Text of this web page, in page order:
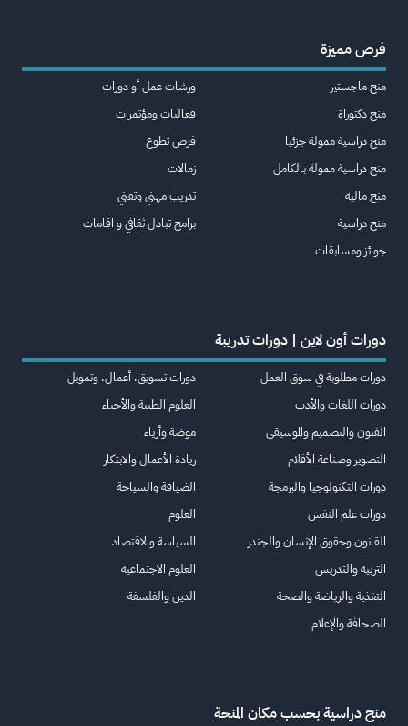
فرص مميزة
منح ماجستير
منح دكتوراة
منح دراسية ممولة جزئيا
منح دراسية ممولة بالكامل
منح مالية
منح دراسية
جوائز ومسابقات
ورشات عمل أو دورات
فعاليات ومؤتمرات
فرص تطوع
زمالات
تدريب مهني وتقني
برامج تبادل ثقافي و اقامات
دورات أون لاين | دورات تدريبة
دورات مطلوبة في سوق العمل
دورات اللغات والأدب
الفنون والتصميم والموسيقى
التصوير وصناعة الأفلام
دورات التكنولوجيا والبرمجة
دورات علم النفس
القانون وحقوق الإنسان والجندر
التربية والتدريس
التغذية والرياضة والصحة
الصحافة والإعلام
دورات تسويق، أعمال، وتمويل
العلوم الطبية والأحياء
موضة وأزياء
ريادة الأعمال والابتكار
الضيافة والسياحة
العلوم
السياسة والاقتصاد
العلوم الاجتماعية
الدين والفلسفة
منح دراسية بحسب مكان المنحة